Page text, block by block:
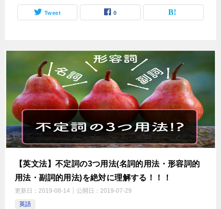
Tweet 0
【英文法】不定詞の3つ用法(名詞的用法・形容詞的
用法・副詞的用法)を絶対に理解する！！！
更新日： 2019-08-14 公開日： 2019-07-29
英語